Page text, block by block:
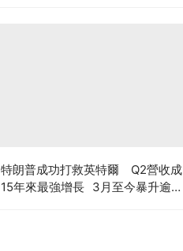
特朗普成功打救英特爾 Q2營收成
15年來最強增長 3月至今暴升逾2